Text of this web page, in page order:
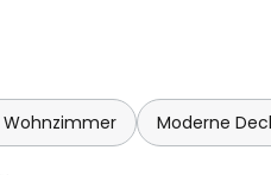
Moderne